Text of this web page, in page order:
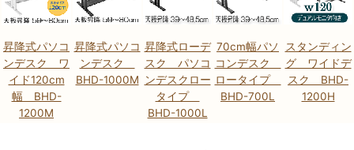
昇降式パソコ
ンデスク ワ
イド120cm
幅 BHD-
1200M
昇降式パソコ
ンデスク
BHD-1000M
昇降式ローデ
スク パソコ
ンデスクロー
タイプ
BHD-1000L
70cm幅パソ
コンデスク
ロータイプ
BHD-700L
スタンディン
グ ワイドデ
スク BHD-
1200H